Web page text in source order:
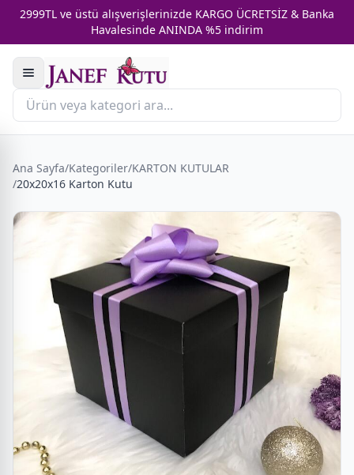
2999TL ve üstü alışverişlerinizde KARGO ÜCRETSİZ & Banka
Havalesinde ANINDA %5 indirim
Ana Sayfa/Kategoriler/KARTON KUTULAR
/20x20x16 Karton Kutu